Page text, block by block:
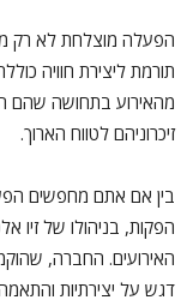
הפעלה מוצלחת לא רק
תורמת ליצירת חוויה
מהאירוע בתחושה שהם
זיכרוניהם לטווח הארוך.
בין אם אתם מחפשים
הפקות, בניהולו של זיו
דגש על יצירתיות